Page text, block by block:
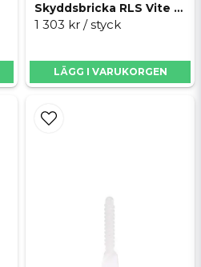
Skyddsbricka RLS Vite 100st
1 303 kr / styck
LÄGG I VARUKORGEN